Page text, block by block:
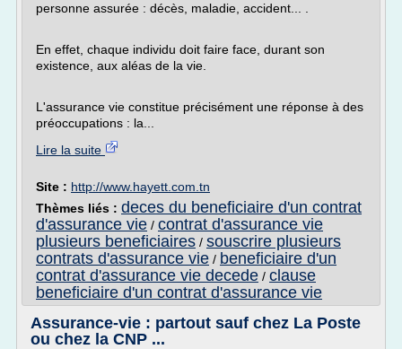
personne assurée : décès, maladie, accident... .
En effet, chaque individu doit faire face, durant son
existence, aux aléas de la vie.
L'assurance vie constitue précisément une réponse à des
préoccupations : la...
Lire la suite
Site : http://www.hayett.com.tn
Thèmes liés : deces du beneficiaire d'un contrat
d'assurance vie / contrat d'assurance vie
plusieurs beneficiaires / souscrire plusieurs
contrats d'assurance vie / beneficiaire d'un
contrat d'assurance vie decede / clause
beneficiaire d'un contrat d'assurance vie
Assurance-vie : partout sauf chez La Poste
ou chez la CNP ...